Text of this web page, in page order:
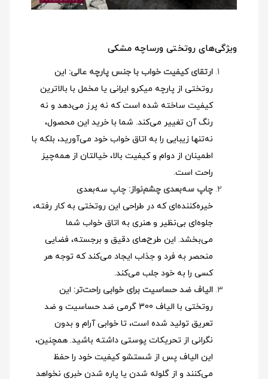
ویژگی‌های روتختی ورساچه مشکی
ارتقای کیفیت خواب با جنس پارچه عالی: این
روتختی از پارچه میکرو ایرانی یا مخمل با بالاترین
کیفیت ساخته شده است که نه پرز می‌دهد و نه
رنگ آن تغییر می‌کند. شما با خرید این محصول،
نه‌تنها زیبایی را به اتاق خواب خود می‌آورید، بلکه با
اطمینان از دوام و کیفیت بالا، خیالتان از همه‌چیز
راحت است.
چاپ سه‌بعدی چشم‌نواز: چاپ سه‌بعدی
خیره‌کننده‌ای که در طراحی این روتختی به کار رفته،
جلوه‌ای بی‌نظیر و هنری به اتاق خواب شما
می‌بخشد. این طرح‌های دقیق و برجسته، فضایی
منحصر به فرد و جذاب ایجاد می‌کند که توجه هر
کسی را به خود جلب می‌کند.
الیاف ضد حساسیت برای خوابی راحت‌تر: این
روتختی با الیاف 300 گرمی ضد حساسیت و ضد
تعریق تولید شده است، تا خوابی آرام و بدون
نگرانی از تحریکات پوستی داشته باشید. همچنین،
این الیاف پس از شستشو کیفیت خود را حفظ
می‌کنند و از گلوله شدن یا پاره شدن خبری نخواهد